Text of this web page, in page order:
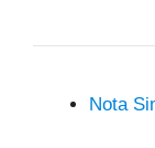
Nota